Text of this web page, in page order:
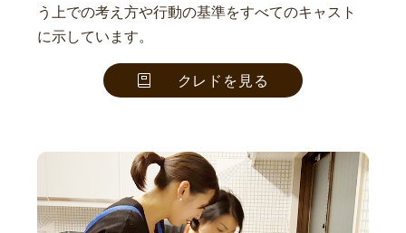
う上での考え方や行動の基準をすべてのキャスト
に示しています。
クレドを見る